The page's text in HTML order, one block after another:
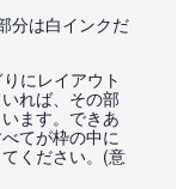
分は白インクだ
にレイアウト
れば、その部
ます。できあ
てが枠の中に
ください。(意